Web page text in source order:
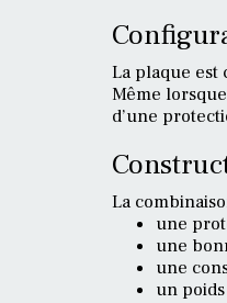
La plaque
Même
d’une
La
une
une
une
un